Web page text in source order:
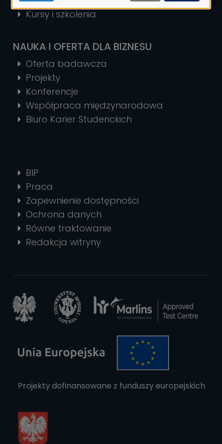
Kursy i szkolenia
NAUKA I OFERTA DLA BIZNESU
Oferta badawcza
Projekty
Konferencje
Współpraca międzynarodowa
Biuro Karier Studenckich
BIP
Praca
Zapewnienie dostępności
Ochrona danych
Równe traktowanie
Redakcja witryny
Projekty dofinansowane z funduszy europejskich